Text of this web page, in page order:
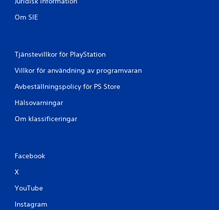
Om SIE
Tjänstevillkor för PlayStation
Villkor för användning av programvaran
Avbeställningspolicy för PS Store
Hälsovarningar
Om klassificeringar
Facebook
X
YouTube
Instagram